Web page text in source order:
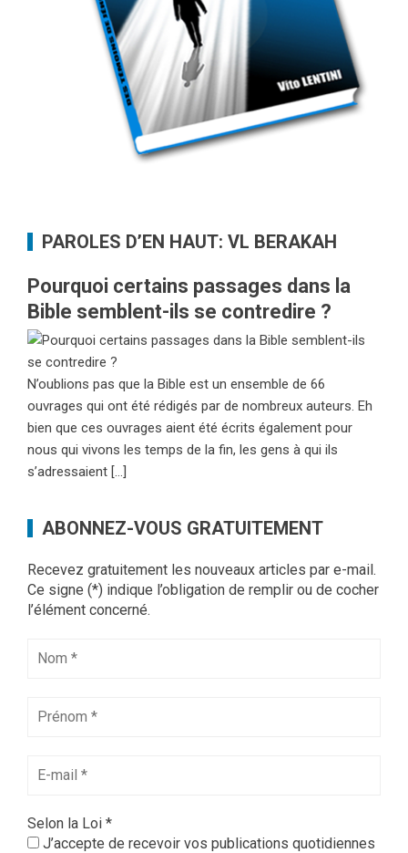
PAROLES D’EN HAUT: VL BERAKAH
Pourquoi certains passages dans la
Bible semblent-ils se contredire ?
N’oublions pas que la Bible est un ensemble de 66
ouvrages qui ont été rédigés par de nombreux auteurs. Eh
bien que ces ouvrages aient été écrits également pour
nous qui vivons les temps de la fin, les gens à qui ils
s’adressaient […]
ABONNEZ-VOUS GRATUITEMENT
Recevez gratuitement les nouveaux articles par e-mail.
Ce signe (*) indique l’obligation de remplir ou de cocher
l’élément concerné.
Selon la Loi *
J’accepte de recevoir vos publications quotidiennes